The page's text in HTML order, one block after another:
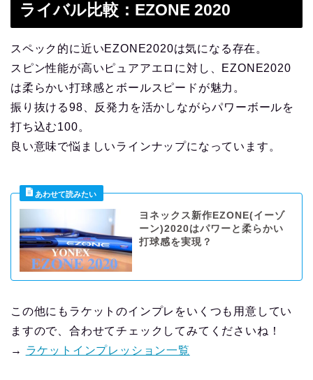
ライバル比較：EZONE 2020
スペック的に近いEZONE2020は気になる存在。
スピン性能が高いピュアアエロに対し、EZONE2020
は柔らかい打球感とボールスピードが魅力。
振り抜ける98、反発力を活かしながらパワーボールを
打ち込む100。
良い意味で悩ましいラインナップになっています。
ヨネックス新作EZONE(イーゾ
ーン)2020はパワーと柔らかい
打球感を実現？
この他にもラケットのインプレをいくつも用意してい
ますので、合わせてチェックしてみてくださいね！
→ ラケットインプレッション一覧